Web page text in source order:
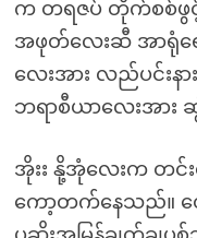
က တရဇပ် တိုက်စစ်ဖွ
အဖုတ်လေးဆီ အာရုံရေ
လေးအား လည်ပင်း
ဘရာစီယာလေးအား
အိုးး နို့အုံလေးက တင်း
ကော့တက်နေသည်။ တွေ